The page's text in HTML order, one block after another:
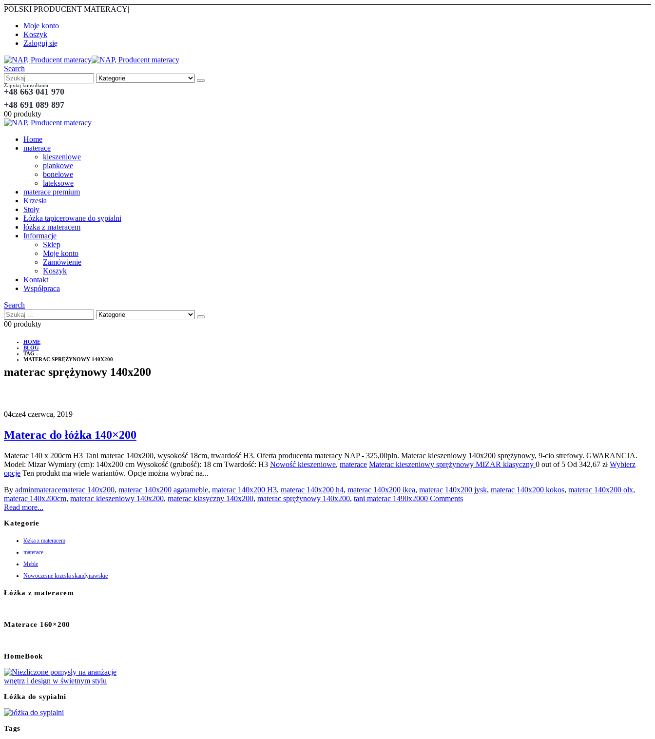
POLSKI PRODUCENT MATERACY|
Moje konto
Koszyk
Zaloguj się
Search
Zapytaj konsultanta
+48 663 041 970
+48 691 089 897
00 produkty
Home
materace
kieszeniowe
piankowe
bonelowe
lateksowe
materace premium
Krzesła
Stoły
Łóżka tapicerowane do sypialni
łóżka z materacem
Informacje
Sklep
Moje konto
Zamówienie
Koszyk
Kontakt
Współpraca
Search
00 produkty
HOME
BLOG
TAG -
MATERAC SPRĘŻYNOWY 140X200
materac sprężynowy 140x200
04cze4 czerwca, 2019
Materac do łóżka 140×200
Materac 140 x 200cm H3 Tani materac 140x200, wysokość 18cm, trwardość H3. Oferta producenta materacy NAP - 325,00pln. Materac kieszeniowy 140x200 sprężynowy, 9-cio strefowy. GWARANCJA.
Model: Mizar Wymiary (cm): 140x200 cm Wysokość (grubość): 18 cm Twardość: H3 Nowość kieszeniowe, materace Materac kieszeniowy sprężynowy MIZAR klasyczny 0 out of 5 Od 342,67 złWybierz
opcje Ten produkt ma wiele wariantów. Opcje można wybrać na...
By adminmateracematerac 140x200, materac 140x200 agatameble, materac 140x200 H3, materac 140x200 h4, materac 140x200 ikea, materac 140x200 jysk, materac 140x200 kokos, materac 140x200 olx,
materac 140x200cm, materac kieszeniowy 140x200, materac klasyczny 140x200, materac sprężynowy 140x200, tani materac 1490x2000 Comments
Read more...
Kategorie
łóżka z materacem
materace
Meble
Nowoczesne krzesła skandynawskie
Łóżka z materacem
Materace 160×200
HomeBook
Łóżka do sypialni
Tags